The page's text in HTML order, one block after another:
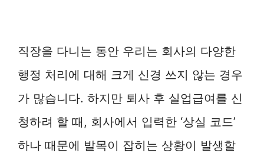
직장을 다니는 동안 우리는 회사의 다양한
행정 처리에 대해 크게 신경 쓰지 않는 경우
가 많습니다. 하지만 퇴사 후 실업급여를 신
청하려 할 때, 회사에서 입력한 ‘상실 코드’
하나 때문에 발목이 잡히는 상황이 발생할